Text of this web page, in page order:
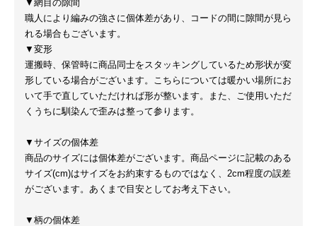
▼網目の隙間
職人により編みの強さに個体差があり、コードの間に隙間が見ら
れる場合もございます。
▼変形
運搬時、保管時に商品同士をスタッキングしているため形状が変
形している場合がございます。こちらについては暖かい場所にお
いて手で直していただければ形が整います。また、ご使用いただ
くうちに馴染んで歪みは整って参ります。
▼サイズの個体差
商品のサイズには個体差がございます。商品ページに記載のある
サイズ(cm)はサイズをお約束するものではなく、2cm程度の誤差
がございます。あくまで目安としてお考え下さい。
▼柄の個体差